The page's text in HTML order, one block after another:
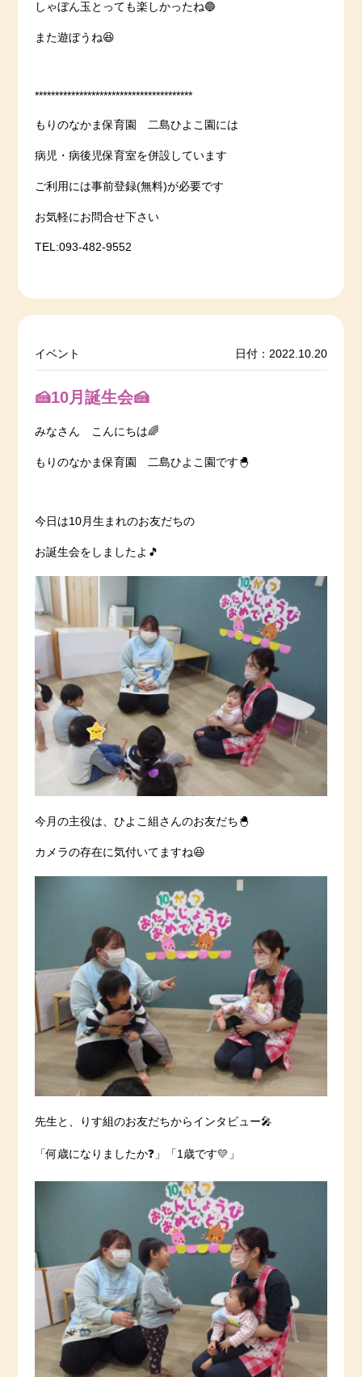
しゃぼん玉とっても楽しかったね🔵
また遊ぼうね😆
***************************************
もりのなかま保育園 二島ひよこ園には
病児・病後児保育室を併設しています
ご利用には事前登録(無料)が必要です
お気軽にお問合せ下さい
TEL:093-482-9552
イベント 日付：2022.10.20
🍰10月誕生会🍰
みなさん こんにちは🌈
もりのなかま保育園 二島ひよこ園です🐣
今日は10月生まれのお友だちの
お誕生会をしましたよ🎵
今月の主役は、ひよこ組さんのお友だち🐣
カメラの存在に気付いてますね😆
先生と、りす組のお友だちからインタビュー🎤
「何歳になりましたか❓」「1歳です💛」